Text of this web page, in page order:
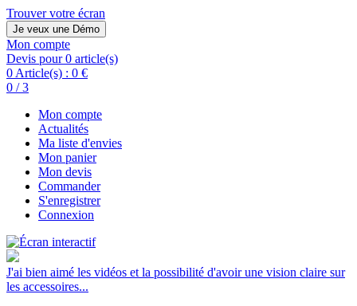
Trouver votre écran
Je veux une Démo
Mon compte
Devis pour 0 article(s)
0 Article(s) : 0 €
0 / 3
Mon compte
Actualités
Ma liste d'envies
Mon panier
Mon devis
Commander
S'enregistrer
Connexion
J'ai bien aimé les vidéos et la possibilité d'avoir une vision claire sur
les accessoires...